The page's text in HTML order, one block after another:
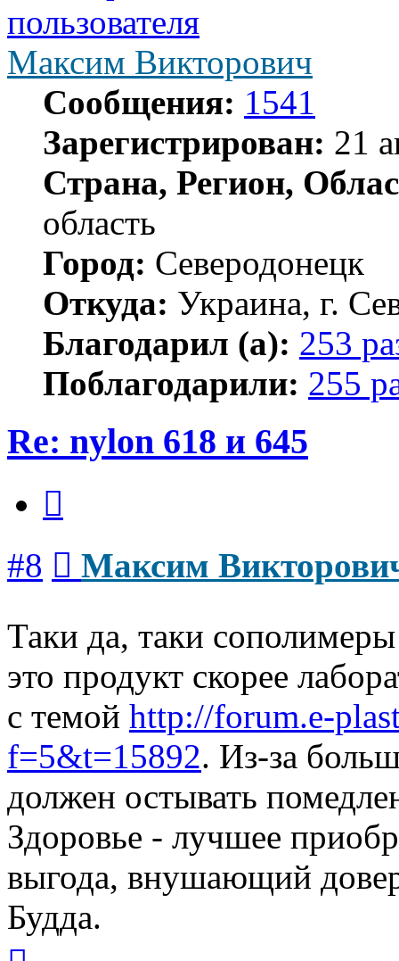
Максим Викторович
Сообщения: 1541
Зарегистрирован: 21
Страна, Регион,
область
Город: Северодонецк
Откуда: Украина, г.
Благодарил (а): 253
Поблагодарили: 255
Re: nylon 618 и 645
#8
Максим
Таки да, таки
это продукт скорее
с темой http://forum.e-
f=5&t=15892. Из-за
должен остывать
Здоровье - лучшее
выгода, внушающий
Будда.